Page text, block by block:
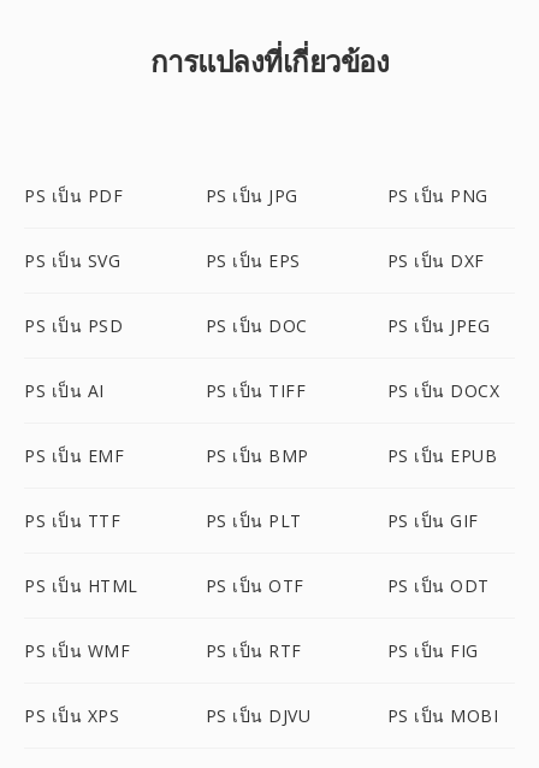
การแปลงที่เกี่ยวข้อง
PS เป็น PDF PS เป็น JPG PS เป็น PNG
PS เป็น SVG PS เป็น EPS PS เป็น DXF
PS เป็น PSD PS เป็น DOC PS เป็น JPEG
PS เป็น AI PS เป็น TIFF PS เป็น DOCX
PS เป็น EMF PS เป็น BMP PS เป็น EPUB
PS เป็น TTF PS เป็น PLT PS เป็น GIF
PS เป็น HTML PS เป็น OTF PS เป็น ODT
PS เป็น WMF PS เป็น RTF PS เป็น FIG
PS เป็น XPS PS เป็น DJVU PS เป็น MOBI